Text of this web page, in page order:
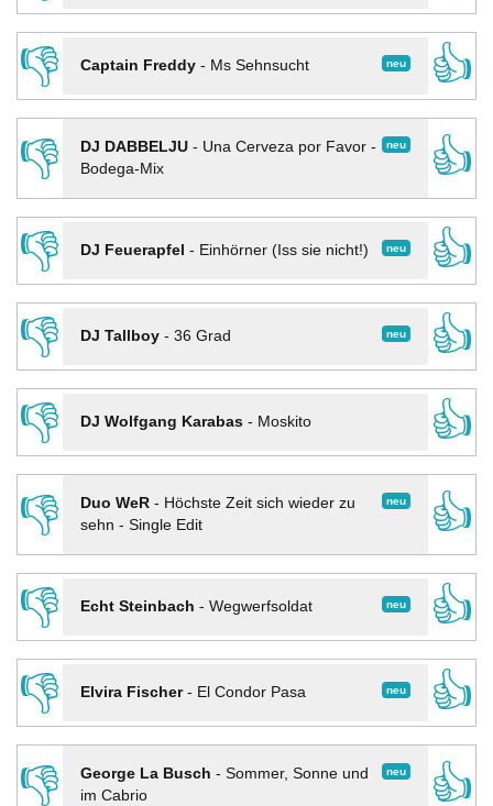
👎
neu
Captain Freddy- Ms Sehnsucht
👍
👎
neu
DJ DABBELJU- Una Cerveza por Favor -
Bodega-Mix
👍
👎
neu
DJ Feuerapfel - Einhörner (Iss sie nicht!)
👍
👎
neu
DJ Tallboy- 36 Grad
👍
👎
DJ Wolfgang Karabas- Moskito
👍
👎
neu
Duo WeR- Höchste Zeit sich wieder zu
sehn - Single Edit
👍
👎
neu
Echt Steinbach - Wegwerfsoldat
👍
👎
neu
Elvira Fischer- El Condor Pasa
👍
👎
neu
George La Busch - Sommer, Sonne und
im Cabrio
👍